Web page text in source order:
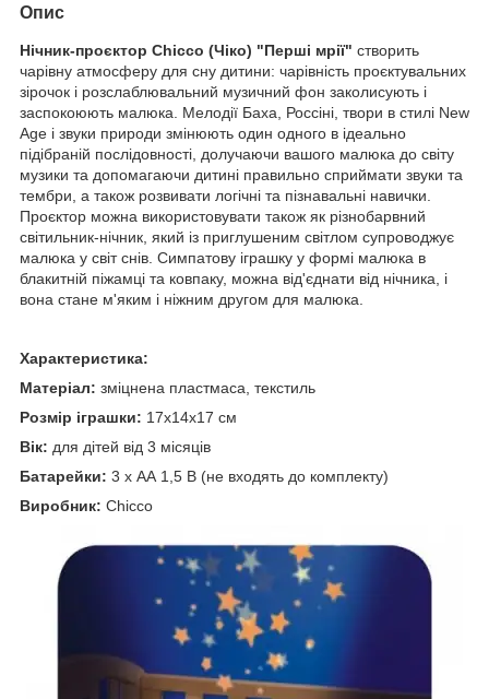
Опис
Нічник-проєктор Chicco (Чіко) "Перші мрії" створить
чарівну атмосферу для сну дитини: чарівність проєктувальних
зірочок і розслаблювальний музичний фон заколисують і
заспокоюють малюка. Мелодії Баха, Россіні, твори в стилі New
Age і звуки природи змінюють один одного в ідеально
підібраній послідовності, долучаючи вашого малюка до світу
музики та допомагаючи дитині правильно сприймати звуки та
тембри, а також розвивати логічні та пізнавальні навички.
Проєктор можна використовувати також як різнобарвний
світильник-нічник, який із приглушеним світлом супроводжує
малюка у світ снів. Симпатову іграшку у формі малюка в
блакитній піжамці та ковпаку, можна від'єднати від нічника, і
вона стане м'яким і ніжним другом для малюка.
Характеристика:
Матеріал: зміцнена пластмаса, текстиль
Розмір іграшки: 17х14х17 см
Вік: для дітей від 3 місяців
Батарейки: 3 х АА 1,5 В (не входять до комплекту)
Виробник: Chicco